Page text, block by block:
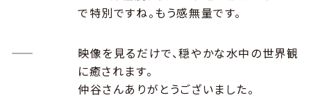
で特別ですね。もう感無量です。
――
映像を見るだけで、穏やかな水中の世界観
に癒されます。
仲谷さんありがとうございました。